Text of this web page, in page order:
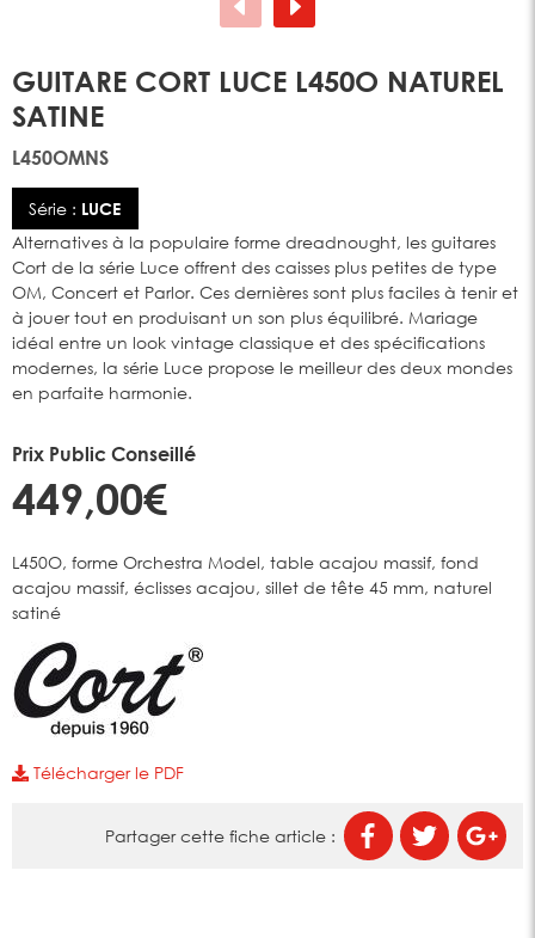
GUITARE CORT LUCE L450O NATUREL
SATINE
L450OMNS
Série : LUCE
Alternatives à la populaire forme dreadnought, les guitares
Cort de la série Luce offrent des caisses plus petites de type
OM, Concert et Parlor. Ces dernières sont plus faciles à tenir et
à jouer tout en produisant un son plus équilibré. Mariage
idéal entre un look vintage classique et des spécifications
modernes, la série Luce propose le meilleur des deux mondes
en parfaite harmonie.
Prix Public Conseillé
449,00€
L450O, forme Orchestra Model, table acajou massif, fond
acajou massif, éclisses acajou, sillet de tête 45 mm, naturel
satiné
Télécharger le PDF
Partager cette fiche article :